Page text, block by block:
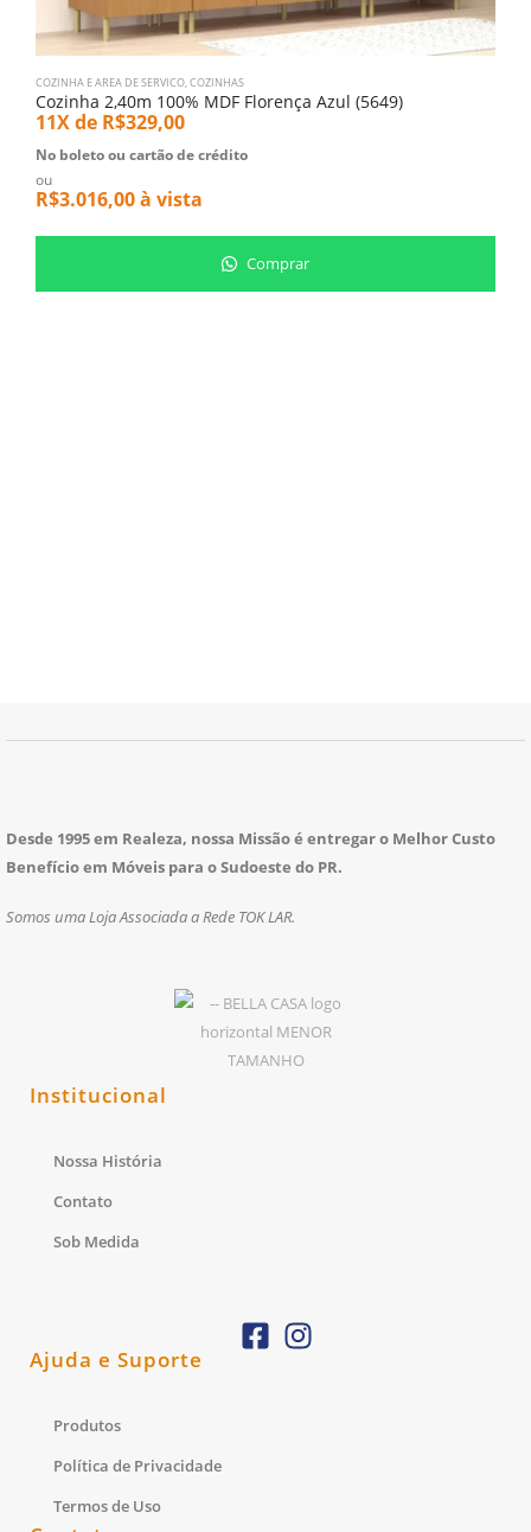
COZINHA E AREA DE SERVICO,COZINHAS
Cozinha 2,40m 100% MDF Florença Azul (5649)
11X de R$329,00
No boleto ou cartão de crédito
ou
R$3.016,00à vista
Comprar
Desde 1995 em Realeza, nossa Missão é entregar o Melhor Custo
Benefício em Móveis para o Sudoeste do PR.
Somos uma Loja Associada a Rede TOK LAR.
Institucional
Nossa História
Contato
Sob Medida
Ajuda e Suporte
Produtos
Política de Privacidade
Termos de Uso